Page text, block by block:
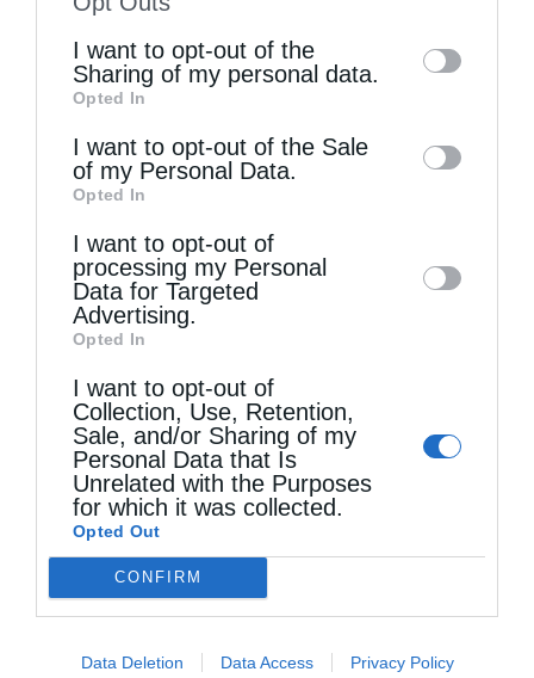
information by third parties on the IAB’s list
of downstream participants. This
information may also be disclosed by us to
third parties on theIAB’s List of
Downstream Participants
disclose it to other third parties.
I want to opt-out of the
Sharing of my personal data.
Opted In
I want to opt-out of the Sale
of my Personal Data.
Opted In
I want to opt-out of
processing my Personal
Data for Targeted
Advertising.
Opted In
I want to opt-out of
Collection, Use, Retention,
Sale, and/or Sharing of my
Personal Data that Is
Unrelated with the Purposes
for which it was collected.
Opted Out
CONFIRM
Data Deletion Data Access Privacy Policy
Τελευταία άρθρα
Αυστραλίας Μακάριος: «Ο Χριστός έδειξε τη
λαμπρότητα της θεϊκής του δόξης»
Μη χάσετε σήμερα, την “Κιβωτό της Ορθοδοξίας”,
σε όλα τα περίπτερα
Ιερά Παράκληση προς την Υπεραγία Θεοτόκο στα